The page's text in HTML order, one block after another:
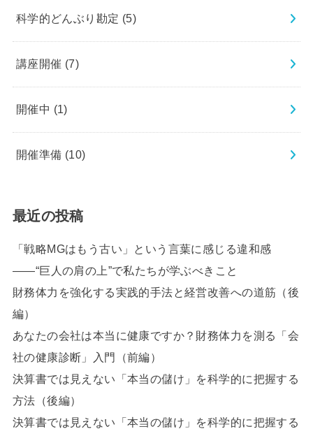
科学的どんぶり勘定 (5)
講座開催 (7)
開催中 (1)
開催準備 (10)
最近の投稿
「戦略MGはもう古い」という言葉に感じる違和感
――“巨人の肩の上”で私たちが学ぶべきこと
財務体力を強化する実践的手法と経営改善への道筋（後
編）
あなたの会社は本当に健康ですか？財務体力を測る「会
社の健康診断」入門（前編）
決算書では見えない「本当の儲け」を科学的に把握する
方法（後編）
決算書では見えない「本当の儲け」を科学的に把握する